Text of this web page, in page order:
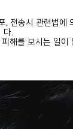
다.
해를 보시는 일